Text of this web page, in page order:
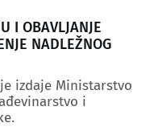
I OBAVLJANJE
NADLEŽNOG
izdaje Ministarstvo
i